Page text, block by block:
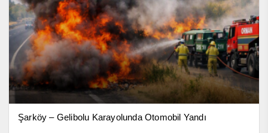
Şarköy – Gelibolu Karayolunda Otomobil Yandı